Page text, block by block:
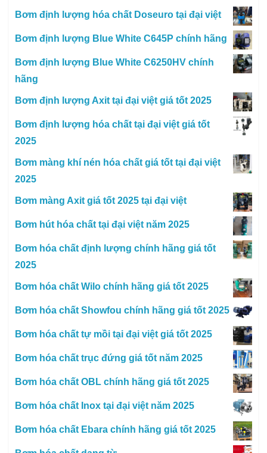
Bơm định lượng hóa chất Doseuro tại đại việt
Bơm định lượng Blue White C645P chính hãng
Bơm định lượng Blue White C6250HV chính
hãng
Bơm định lượng Axit tại đại việt giá tốt 2025
Bơm định lượng hóa chất tại đại việt giá tốt
2025
Bơm màng khí nén hóa chất giá tốt tại đại việt
2025
Bơm màng Axit giá tốt 2025 tại đại việt
Bơm hút hóa chất tại đại việt năm 2025
Bơm hóa chất định lượng chính hãng giá tốt
2025
Bơm hóa chất Wilo chính hãng giá tốt 2025
Bơm hóa chất Showfou chính hãng giá tốt 2025
Bơm hóa chất tự mồi tại đại việt giá tốt 2025
Bơm hóa chất trục đứng giá tốt năm 2025
Bơm hóa chất OBL chính hãng giá tốt 2025
Bơm hóa chất Inox tại đại việt năm 2025
Bơm hóa chất Ebara chính hãng giá tốt 2025